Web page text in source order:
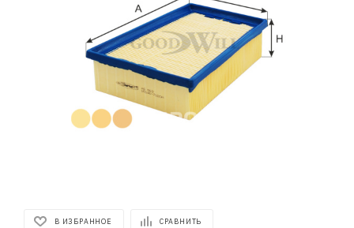
В ИЗБРАННОЕ СРАВНИТЬ